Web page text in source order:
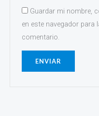
Guardar mi nombre,
en este navegador para
comentario.